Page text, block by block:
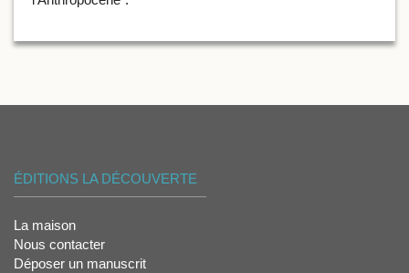
ÉDITIONS LA DÉCOUVERTE
La maison
Nous contacter
Déposer un manuscrit